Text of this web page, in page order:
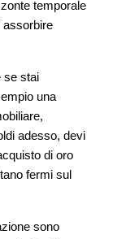
temporale
assorbire
se stai
una
adesso, devi
di oro
fermi sul
sono